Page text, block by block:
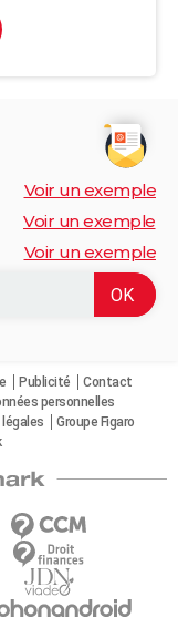
Voir un exemple
Voir un exemple
Voir un exemple
Publicité
Contact
personnelles
Groupe Figaro